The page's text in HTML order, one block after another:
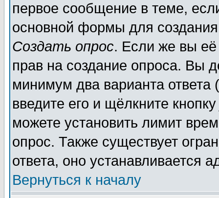
первое сообщение в теме,
основной формы для
Создать опрос. Если же вы её
прав на создание опроса. Вы
минимум два варианта ответа
введите его и щёлкните
можете установить лимит
опрос. Также существует
ответа, оно устанавливается
Вернуться к началу